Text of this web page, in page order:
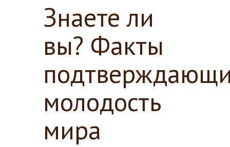
Знаете ли
вы? Факты
молодость
мира